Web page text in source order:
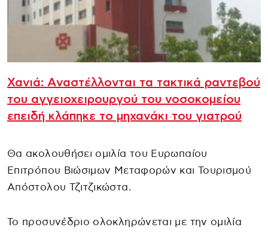
Χανιά: Aναστέλλονται τα τακτικά ραντεβού
του αγγειοχειρουργού του νοσοκομείου
επειδή κλάπηκε το μηχανάκι του γιατρού
Θα ακολουθήσει ομιλία του Ευρωπαίου
Επιτρόπου Βιώσιμων Μεταφορών και Τουρισμού
Απόστολου Τζιτζικώστα.
Το προσυνέδριο ολοκληρώνεται με την ομιλία